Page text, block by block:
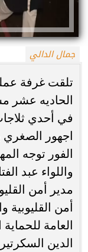
جمال الدالي
تلقت غرفة
الحاديه عشر
في أحدي
اجهور الصغري
الفور توجه
واللواء عبد
مدير أمن
أمن القليوبية
العامة
الدين